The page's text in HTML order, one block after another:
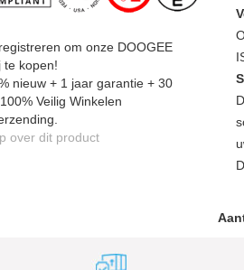
om onze DOOGEE
te kopen!
nieuw + 1 jaar garantie + 30
Veilig Winkelen
over dit product